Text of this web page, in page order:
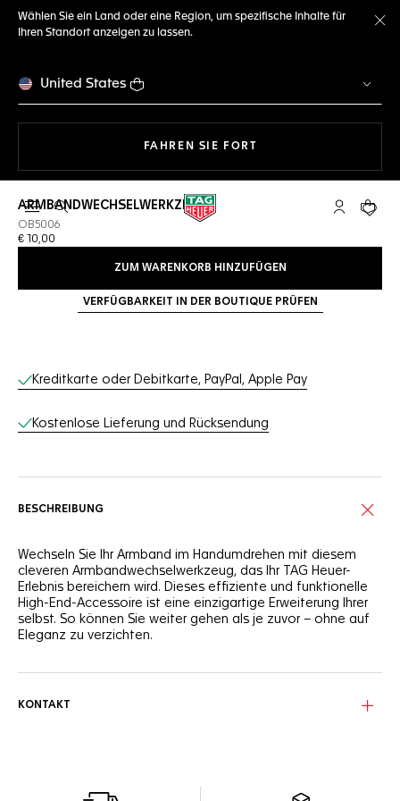
Wählen Sie ein Land oder eine Region, um spezifische Inhalte für
Ihren Standort anzeigen zu lassen.
United States
FAHREN SIE FORTMIT DER NAVIGATION
Suche öffnen My TAG
Ihr
ARMBANDWECHSELWERKZEUG
OB5006
€ 10,00
ZUM WARENKORB HINZUFÜGEN
VERFÜGBARKEIT IN DER BOUTIQUE PRÜFEN
Online-Services
Kreditkarte oder Debitkarte, PayPal, Apple Pay
Kostenlose Lieferung und Rücksendung
BESCHREIBUNG
Wechseln Sie Ihr Armband im Handumdrehen mit diesem
cleveren Armbandwechselwerkzeug, das Ihr TAG Heuer-
Erlebnis bereichern wird. Dieses effiziente und funktionelle
High-End-Accessoire ist eine einzigartige Erweiterung Ihrer
selbst. So können Sie weiter gehen als je zuvor – ohne auf
Eleganz zu verzichten.
KONTAKT